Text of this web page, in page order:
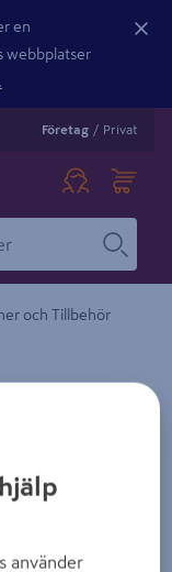
en
webbplatser
Företag / Privat
och Tillbehör
INFÄLLT
använder